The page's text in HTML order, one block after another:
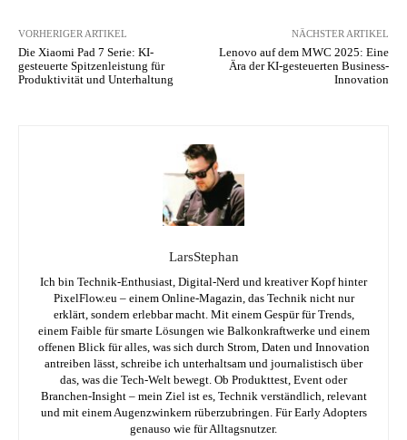
VORHERIGER ARTIKEL
Die Xiaomi Pad 7 Serie: KI-
gesteuerte Spitzenleistung für
Produktivität und Unterhaltung
NÄCHSTER ARTIKEL
Lenovo auf dem MWC 2025: Eine
Ära der KI-gesteuerten Business-
Innovation
LarsStephan
Ich bin Technik-Enthusiast, Digital-Nerd und kreativer Kopf hinter
PixelFlow.eu – einem Online-Magazin, das Technik nicht nur
erklärt, sondern erlebbar macht. Mit einem Gespür für Trends,
einem Faible für smarte Lösungen wie Balkonkraftwerke und einem
offenen Blick für alles, was sich durch Strom, Daten und Innovation
antreiben lässt, schreibe ich unterhaltsam und journalistisch über
das, was die Tech-Welt bewegt. Ob Produkttest, Event oder
Branchen-Insight – mein Ziel ist es, Technik verständlich, relevant
und mit einem Augenzwinkern rüberzubringen. Für Early Adopters
genauso wie für Alltagsnutzer.